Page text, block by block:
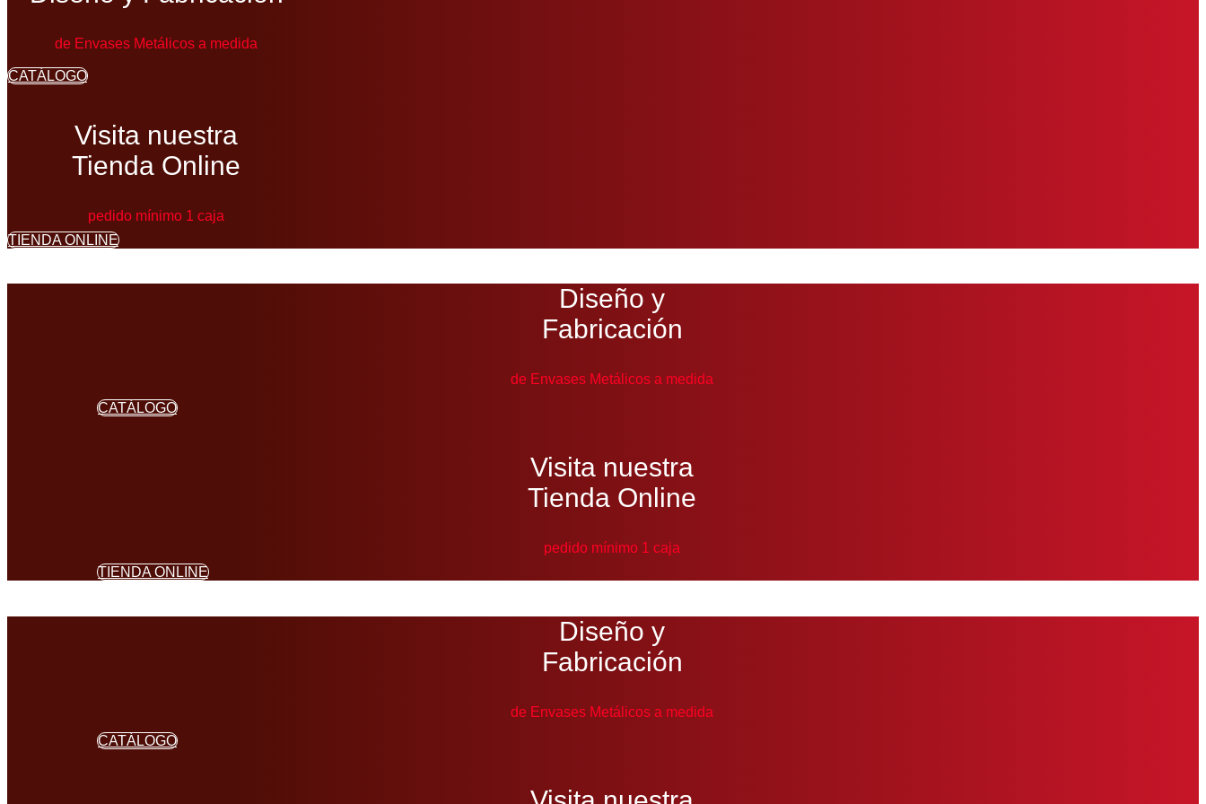
de Envases Metálicos a medida
CATÁLOGO
Visita nuestra
Tienda Online
pedido mínimo 1 caja
TIENDA ONLINE
Diseño y
Fabricación
de Envases Metálicos a medida
CATÁLOGO
Visita nuestra
Tienda Online
pedido mínimo 1 caja
TIENDA ONLINE
Diseño y
Fabricación
de Envases Metálicos a medida
CATÁLOGO